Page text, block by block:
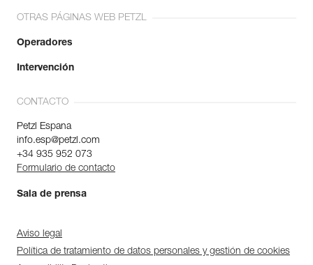
OTRAS PÁGINAS WEB PETZL
Operadores
Intervención
CONTACTO
Petzl Espana
info.esp@petzl.com
+34 935 952 073
Formulario de contacto
Sala de prensa
Aviso legal
Política de tratamiento de datos personales y gestión de cookies